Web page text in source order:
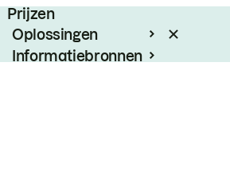
Prijzen
Oplossingen
Informatiebronnen